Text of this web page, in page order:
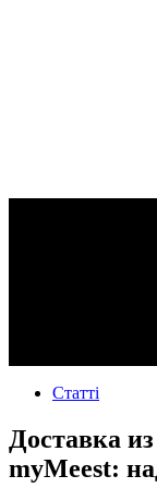
Статті
Доставка
myMeest: